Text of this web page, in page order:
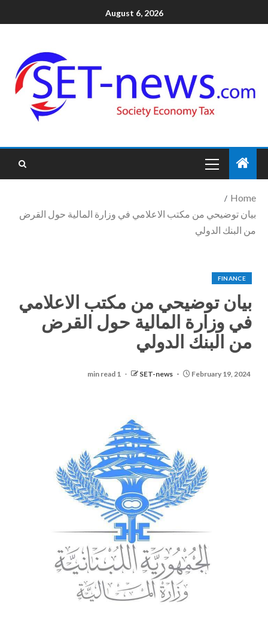
August 6, 2026
Home
بيان توضيحي من مكتب الاعلامي في وزارة المالية حول القرض
من البنك الدولي
FINANCE
بيان توضيحي من مكتب الاعلامي
في وزارة المالية حول القرض
من البنك الدولي
SET-news February 19, 2024
1 min read